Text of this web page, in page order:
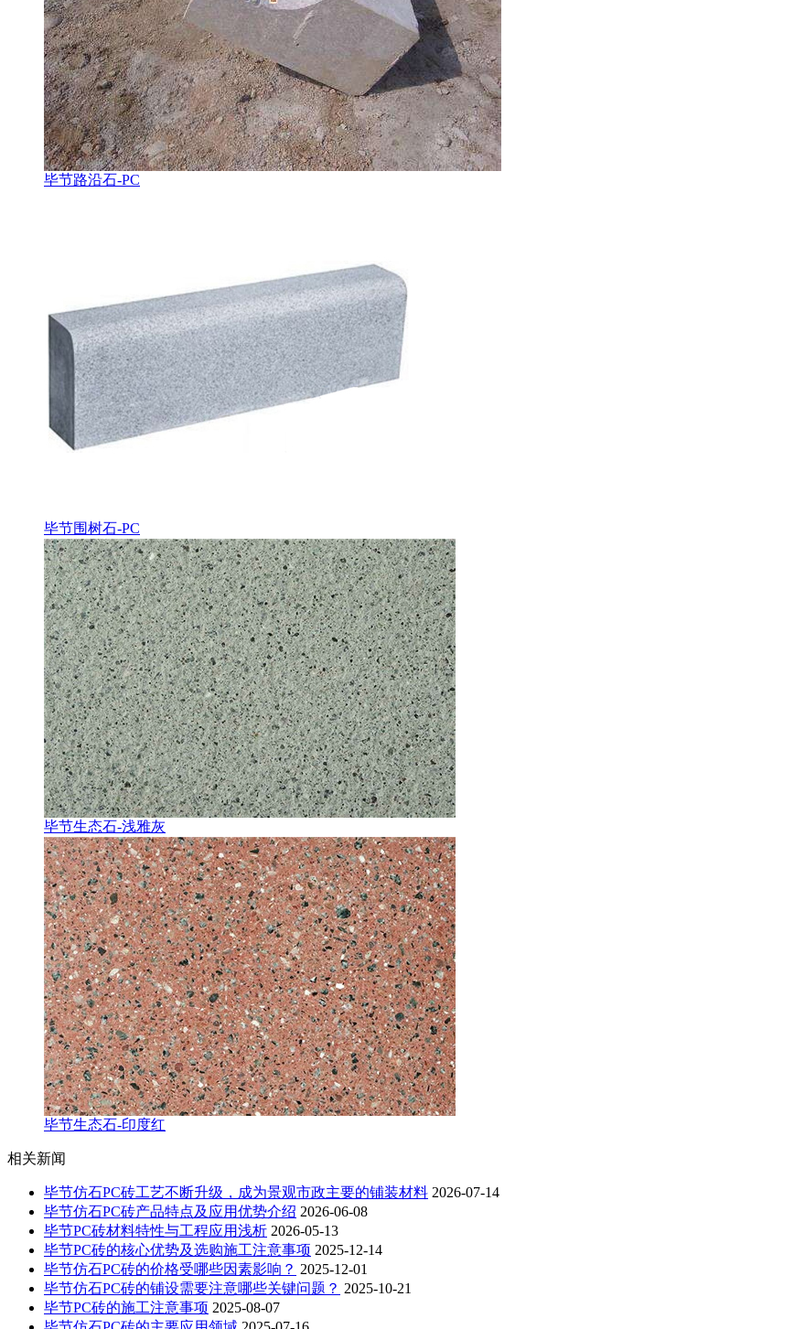
毕节路沿石-PC
毕节围树石-PC
毕节生态石-浅雅灰
毕节生态石-印度红
相关新闻
毕节仿石PC砖工艺不断升级，成为景观市政主要的铺装材料 2026-07-14
毕节仿石PC砖产品特点及应用优势介绍 2026-06-08
毕节PC砖材料特性与工程应用浅析 2026-05-13
毕节PC砖的核心优势及选购施工注意事项 2025-12-14
毕节仿石PC砖的价格受哪些因素影响？ 2025-12-01
毕节仿石PC砖的铺设需要注意哪些关键问题？ 2025-10-21
毕节PC砖的施工注意事项 2025-08-07